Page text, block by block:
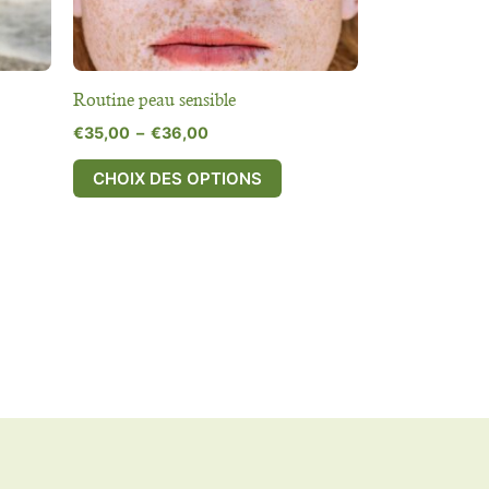
Routine peau sensible
€35,00 – €36,00
CHOIX DES OPTIONS
choisies
sur
la